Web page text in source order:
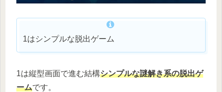
1はシンプルな脱出ゲーム
1は縦型画面で進む結構シンプルな謎解き系の脱出ゲ
ームです。